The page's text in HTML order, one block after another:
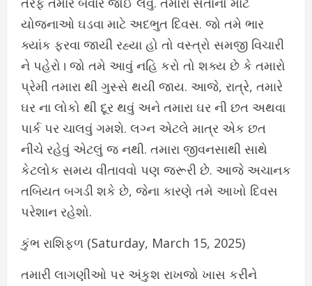
યોજનાઓ ઘડવા માટે અદભુત દિવસ. જો તમે ભાર
ક્યાંક ફરવા જાયી રહ્યા હો તો વસ્ત્રો સમજી વિચારી
ને પહેરો। જો તમે આવું નહિ કરો તો શક્ય છે કે તમારો
પ્રેમી તમારા થી ગુસ્સે થયી જાય. આજે, રાત્રે, તમારે
ઘર ના લોકો થી દૂર થવું અને તમારા ઘર ની છત અથવા
પાર્ક પર ચાલવું ગમશે. લગ્ન એટલે માત્ર એક છત
નીચે રહેવું એટલું જ નથી. તમારા જીવનસાથી સાથે
કેટલોક સમય વીતાવવો પણ જરૂરી છે. આજે અચાનક
તબિયત બગડી શકે છે, જેના કારણે તમે આખો દિવસ
પરેશાન રહેશો.
કુંભ રાશિફળ (Saturday, March 15, 2025)
તમારી લાગણીઓ પર અંકુશ રાખજો ખાસ કરીને